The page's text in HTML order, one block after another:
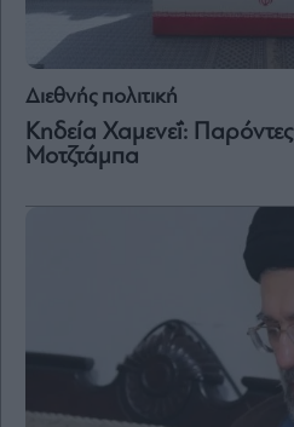
Διεθνής πολιτική
Κηδεία Χαμενεΐ:
Μοτζτάμπα